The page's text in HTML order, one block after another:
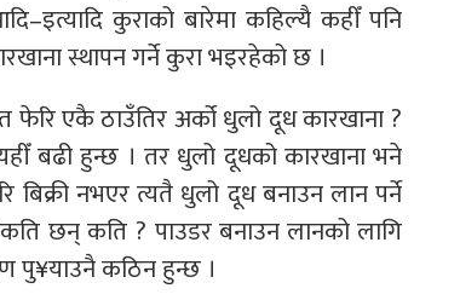
कुराको बारेमा कहिल्यै कहीँ पनि
स्थापन गर्ने कुरा भइरहेको छ ।
फेरि एकै ठाउँतिर अर्को धुलो दूध कारखाना ?
बढी हुन्छ । तर धुलो दूधको कारखाना भने
बिक्री नभएर त्यतै धुलो दूध बनाउन लान पर्ने
छन् कति ? पाउडर बनाउन लानको लागि
पु¥याउनै कठिन हुन्छ ।